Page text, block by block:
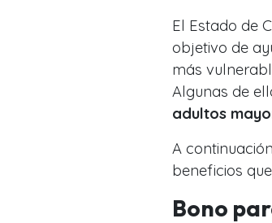
El Estado de
objetivo de
más
Algunas de
adultos
A
beneficios
Bono